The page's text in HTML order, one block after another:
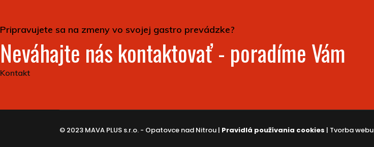
Pripravujete sa na zmeny vo svojej gastro prevádzke?
Neváhajte nás kontaktovať - poradíme Vám
Kontakt
© 2023 MAVA PLUS s.r.o. - Opatovce nad Nitrou | Pravidlá používania cookies | Tvorba webu